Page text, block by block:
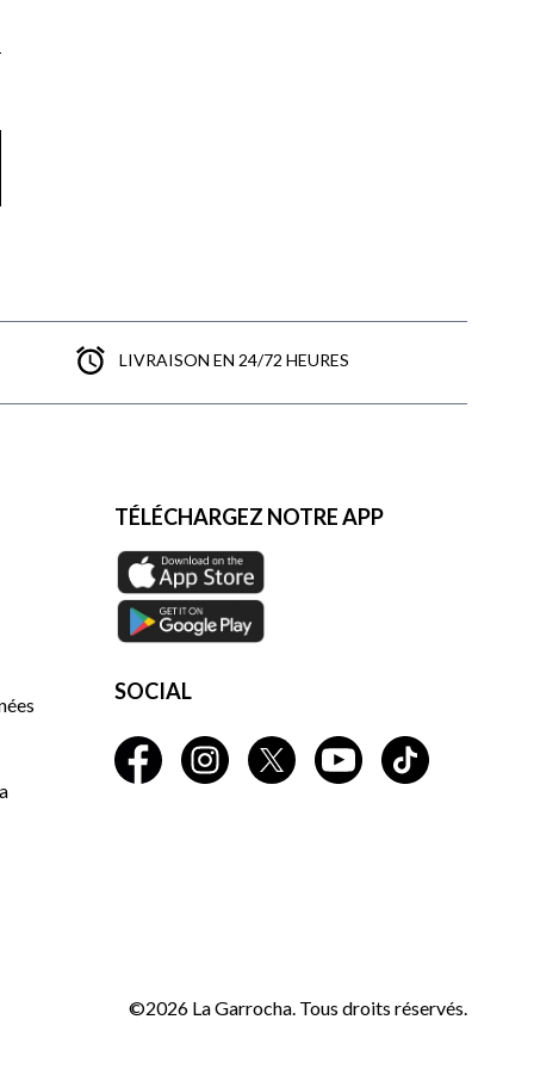
LIVRAISON EN 24/72 HEURES
TÉLÉCHARGEZ NOTRE APP
SOCIAL
©2026 La Garrocha. Tous droits réservés.